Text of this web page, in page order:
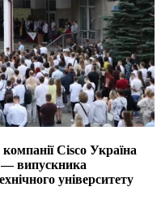
Cisco Україна
випускника
університету